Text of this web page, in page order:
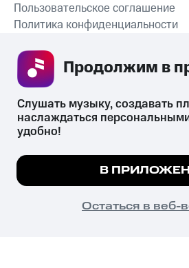
СКАЧАТЬ
Пользовательское соглашение
Политика конфиденциальности
психотропных веществ, их аналогов
их незаконный оборот запрещён и
законодательством ответственность.
© 2026 ООО «КИОН».
Все права защищены
Мы используем куки, чтобы на
Подробнее
ПОНЯТНО
Слушать музыку, создавать
наслаждаться
удобно!
В
Остаться в веб-